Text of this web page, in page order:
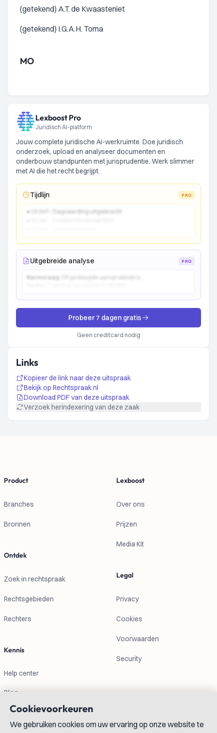
(getekend) A.T. de Kwaasteniet
(getekend) I.G.A.H. Toma
MO
Lexboost Pro
Juridisch AI-platform
Jouw complete juridische AI-werkruimte. Doe juridisch
onderzoek, upload en analyseer documenten en
onderbouw standpunten met jurisprudentie. Werk slimmer
met AI die het recht begrijpt.
Tijdlijn PRO
● 15 mrt - Dagvaarding uitgebracht
Uitgebreide analyse PRO
Kernvraag:
Probeer 7 dagen gratis
Geen creditcard nodig
Links
Kopieer de link naar deze uitspraak
Bekijk op Rechtspraak.nl
Download PDF van deze uitspraak
Verzoek herindexering van deze zaak
Product
Branches
Bronnen
Ontdek
Zoek in rechtspraak
Rechtsgebieden
Rechters
Kennis
Help center
Blog
Lexboost
Over ons
Prijzen
Media Kit
Legal
Privacy
Cookies
Voorwaarden
Security
Contactgegevens
Cookievoorkeuren
We gebruiken cookies om uw ervaring op onze website te